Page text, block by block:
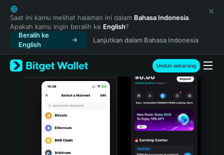
English
日本語
Tiếng Việt
Русский
Español (Latinoamérica)
Türkçe
Italiano
Português (Portugal)
Bahasa Indonesia
Saat ini kamu melihat halaman ini dalam Bahasa Indonesia.
Apakah kamu ingin beralih ke English?
Beralih ke
English
Lanjutkan dalam Bahasa Indonesia
Unduh sekarang